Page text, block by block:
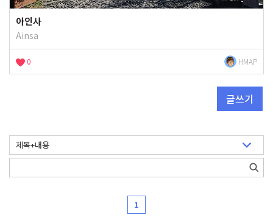
아인사
Ainsa
0 HMAP
글쓰기
1